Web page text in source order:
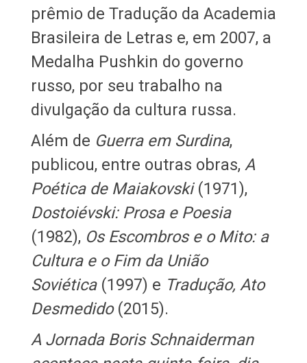
prêmio de Tradução da Academia
Brasileira de Letras e, em 2007, a
Medalha Pushkin do governo
russo, por seu trabalho na
divulgação da cultura russa.
Além de Guerra em Surdina,
publicou, entre outras obras, A
Poética de Maiakovski(1971),
Dostoiévski: Prosa e Poesia
(1982), Os Escombros e o Mito: a
Cultura e o Fim da União
Soviética(1997) e Tradução, Ato
Desmedido(2015).
A Jornada Boris Schnaiderman